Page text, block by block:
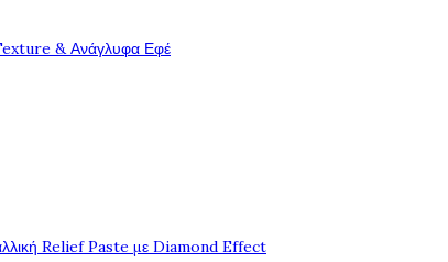
& Ανάγλυφα Εφέ
Relief Paste με Diamond Effect